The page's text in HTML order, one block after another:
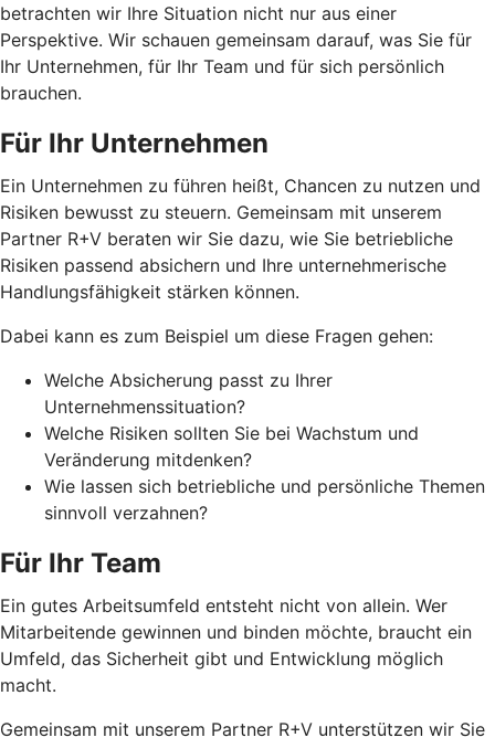
betrachten wir Ihre Situation nicht nur aus einer
Perspektive. Wir schauen gemeinsam darauf, was Sie für
Ihr Unternehmen, für Ihr Team und für sich persönlich
brauchen.
Für Ihr Unternehmen
Ein Unternehmen zu führen heißt, Chancen zu nutzen und
Risiken bewusst zu steuern. Gemeinsam mit unserem
Partner R+V beraten wir Sie dazu, wie Sie betriebliche
Risiken passend absichern und Ihre unternehmerische
Handlungsfähigkeit stärken können.
Dabei kann es zum Beispiel um diese Fragen gehen:
Welche Absicherung passt zu Ihrer
Unternehmenssituation?
Welche Risiken sollten Sie bei Wachstum und
Veränderung mitdenken?
Wie lassen sich betriebliche und persönliche Themen
sinnvoll verzahnen?
Für Ihr Team
Ein gutes Arbeitsumfeld entsteht nicht von allein. Wer
Mitarbeitende gewinnen und binden möchte, braucht ein
Umfeld, das Sicherheit gibt und Entwicklung möglich
macht.
Gemeinsam mit unserem Partner R+V unterstützen wir Sie